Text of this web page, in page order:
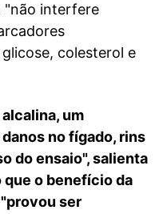
"não interfere
colesterol e
um
no fígado, rins
do ensaio", salienta
que o benefício da
ser